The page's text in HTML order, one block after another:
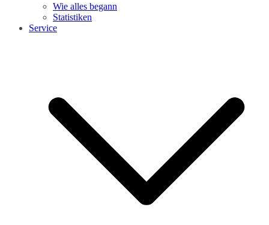
Wie alles begann
Statistiken
Service